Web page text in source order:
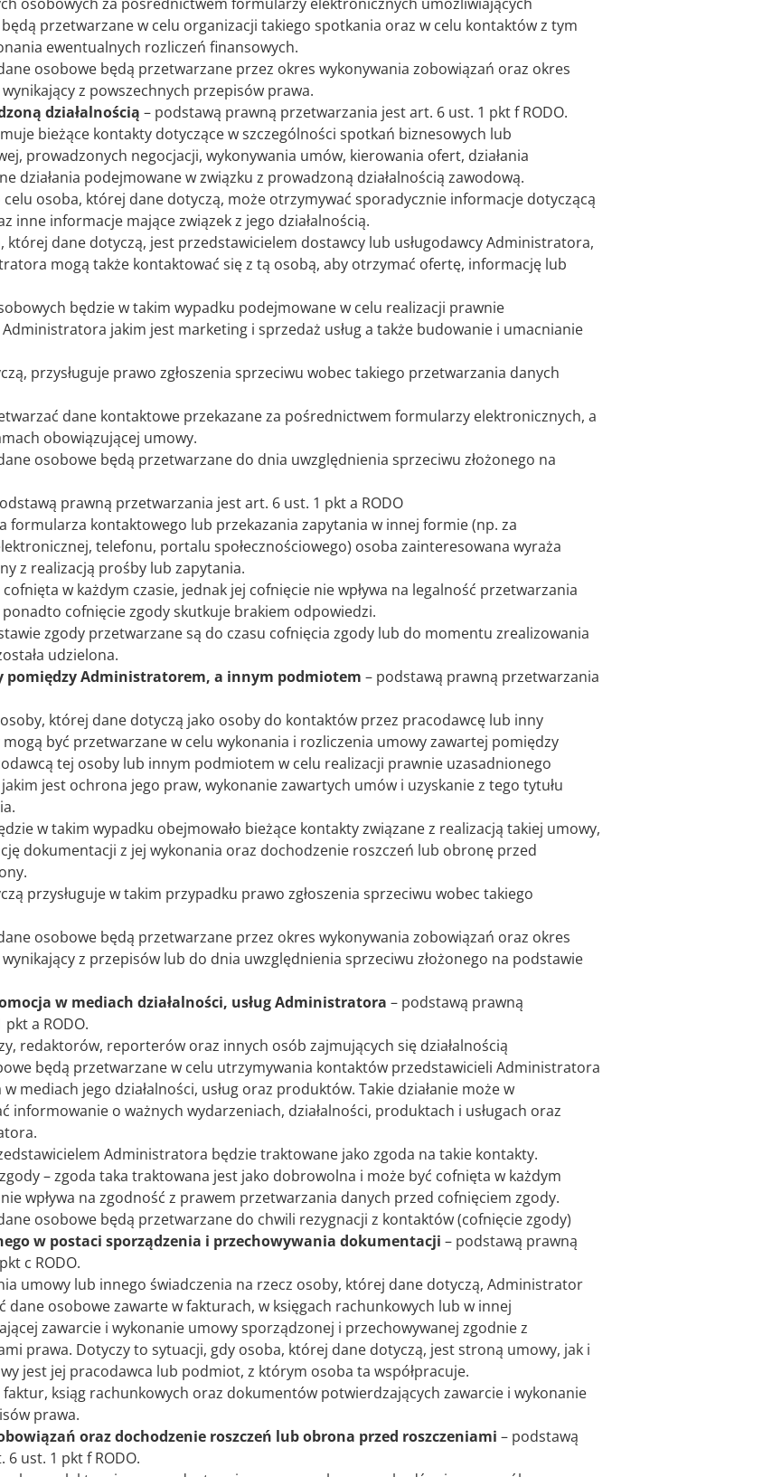
przetwarzane w celu organizacji takiego spotkania oraz w celu kontaktów z tym
ewentualnych rozliczeń finansowych.
osobowe będą przetwarzane przez okres wykonywania zobowiązań oraz okres
z powszechnych przepisów prawa.
działalnością – podstawą prawną przetwarzania jest art. 6 ust. 1 pkt f RODO.
bieżące kontakty dotyczące w szczególności spotkań biznesowych lub
prowadzonych negocjacji, wykonywania umów, kierowania ofert, działania
działania podejmowane w związku z prowadzoną działalnością zawodową.
osoba, której dane dotyczą, może otrzymywać sporadycznie informacje dotyczącą
inne informacje mające związek z jego działalnością.
której dane dotyczą, jest przedstawicielem dostawcy lub usługodawcy Administratora,
mogą także kontaktować się z tą osobą, aby otrzymać ofertę, informację lub
będzie w takim wypadku podejmowane w celu realizacji prawnie
jakim jest marketing i sprzedaż usług a także budowanie i umacnianie
przysługuje prawo zgłoszenia sprzeciwu wobec takiego przetwarzania danych
dane kontaktowe przekazane za pośrednictwem formularzy elektronicznych, a
obowiązującej umowy.
osobowe będą przetwarzane do dnia uwzględnienia sprzeciwu złożonego na
prawną przetwarzania jest art. 6 ust. 1 pkt a RODO
formularza kontaktowego lub przekazania zapytania w innej formie (np. za
telefonu, portalu społecznościowego) osoba zainteresowana wyraża
z realizacją prośby lub zapytania.
w każdym czasie, jednak jej cofnięcie nie wpływa na legalność przetwarzania
cofnięcie zgody skutkuje brakiem odpowiedzi.
zgody przetwarzane są do czasu cofnięcia zgody lub do momentu zrealizowania
udzielona.
pomiędzy Administratorem, a innym podmiotem – podstawą prawną przetwarzania
której dane dotyczą jako osoby do kontaktów przez pracodawcę lub inny
być przetwarzane w celu wykonania i rozliczenia umowy zawartej pomiędzy
tej osoby lub innym podmiotem w celu realizacji prawnie uzasadnionego
jest ochrona jego praw, wykonanie zawartych umów i uzyskanie z tego tytułu
w takim wypadku obejmowało bieżące kontakty związane z realizacją takiej umowy,
dokumentacji z jej wykonania oraz dochodzenie roszczeń lub obronę przed
przysługuje w takim przypadku prawo zgłoszenia sprzeciwu wobec takiego
osobowe będą przetwarzane przez okres wykonywania zobowiązań oraz okres
z przepisów lub do dnia uwzględnienia sprzeciwu złożonego na podstawie
w mediach działalności, usług Administratora – podstawą prawną
a RODO.
redaktorów, reporterów oraz innych osób zajmujących się działalnością
będą przetwarzane w celu utrzymywania kontaktów przedstawicieli Administratora
mediach jego działalności, usług oraz produktów. Takie działanie może w
informowanie o ważnych wydarzeniach, działalności, produktach i usługach oraz
Administratora będzie traktowane jako zgoda na takie kontakty.
– zgoda taka traktowana jest jako dobrowolna i może być cofnięta w każdym
wpływa na zgodność z prawem przetwarzania danych przed cofnięciem zgody.
osobowe będą przetwarzane do chwili rezygnacji z kontaktów (cofnięcie zgody)
w postaci sporządzenia i przechowywania dokumentacji – podstawą prawną
c RODO.
umowy lub innego świadczenia na rzecz osoby, której dane dotyczą, Administrator
dane osobowe zawarte w fakturach, w księgach rachunkowych lub w innej
zawarcie i wykonanie umowy sporządzonej i przechowywanej zgodnie z
prawa. Dotyczy to sytuacji, gdy osoba, której dane dotyczą, jest stroną umowy, jak i
jest jej pracodawca lub podmiot, z którym osoba ta współpracuje.
ksiąg rachunkowych oraz dokumentów potwierdzających zawarcie i wykonanie
prawa.
oraz dochodzenie roszczeń lub obrona przed roszczeniami – podstawą
ust. 1 pkt f RODO.